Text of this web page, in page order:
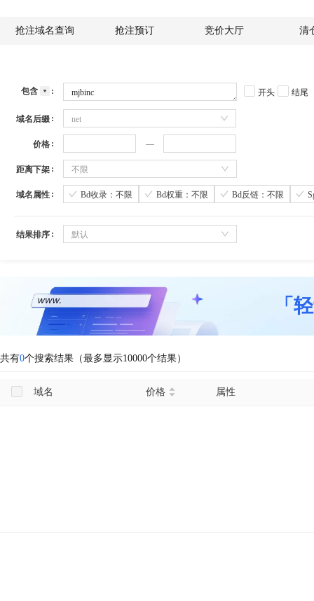
抢注域名查询 抢注预订 竞价大厅 清
包含 开头 结尾
域名后缀 net
价格
距离下架 不限
域名属性 Bd收录：不限 Bd权重：不限 Bd反链：不限
结果排序 默认
「
共有0个搜索结果（最多显示10000个结果）
域名 价格 属性